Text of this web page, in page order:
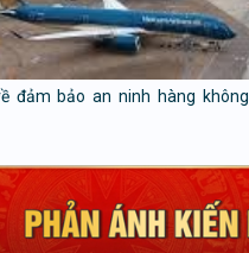
đảm bảo an ninh hàng không